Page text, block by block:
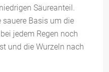
Säureanteil.
sauere Basis um die
jedem Regen noch
und die Wurzeln nach